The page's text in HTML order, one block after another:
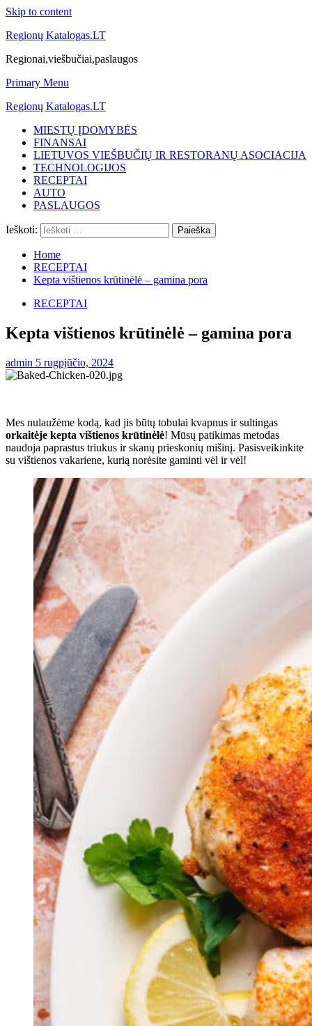
Skip to content
Regionų Katalogas.LT
Regionai,viešbučiai,paslaugos
Primary Menu
Regionų Katalogas.LT
MIESTŲ ĮDOMYBĖS
FINANSAI
LIETUVOS VIEŠBUČIŲ IR RESTORANŲ ASOCIACIJA
TECHNOLOGIJOS
RECEPTAI
AUTO
PASLAUGOS
Ieškoti:
Home
RECEPTAI
Kepta vištienos krūtinėlė – gamina pora
RECEPTAI
Kepta vištienos krūtinėlė – gamina pora
admin 5 rugpjūčio, 2024
Mes nulaužėme kodą, kad jis būtų tobulai kvapnus ir sultingas
orkaitėje kepta vištienos krūtinėlė! Mūsų patikimas metodas
naudoja paprastus triukus ir skanų prieskonių mišinį. Pasisveikinkite
su vištienos vakariene, kurią norėsite gaminti vėl ir vėl!